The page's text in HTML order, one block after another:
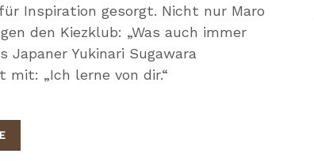
Inspiration gesorgt. Nicht nur Maro
den Kiezklub: „Was auch immer
Japaner Yukinari Sugawara
„Ich lerne von dir.“